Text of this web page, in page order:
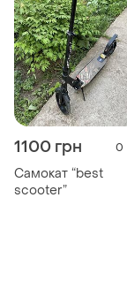
1100 грн 0
Самокат “best
scooter”